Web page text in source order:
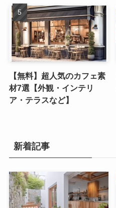
【無料】超人気のカフェ素
材7選【外観・インテリ
ア・テラスなど】
新着記事